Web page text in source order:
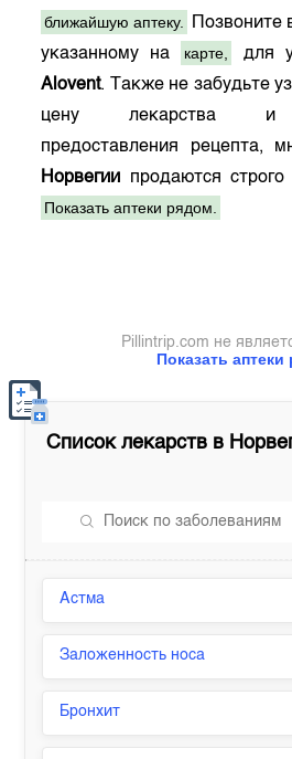
ближайшую аптеку.
Позвоните
указанному на
карте,
для
Alovent. Также не забудьте
цену лекарства и
предоставления рецепта,
Норвегии продаются
Показать аптеки рядом.
Показать аптеки
Pillintrip.com не
Список лекарств в
Астма
Заложенность носа
Бронхит